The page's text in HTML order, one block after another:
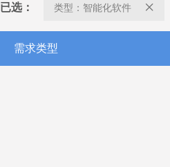
已选： 类型：智能化软件
需求类型